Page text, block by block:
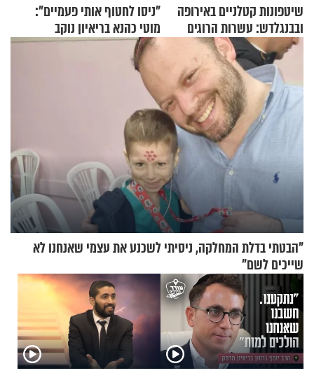
שיטפונות קטלניים באירופה
ובבנגלדש: עשרות הרוגים
ומיליון נפגעים
"ניסו לחטוף אותי פעמיים":
מוטי כהנא בריאיון נוקב
"הבטתי בדלת המחלקה, ניסיתי לשכנע את עצמי שאנחנו לא
שייכים לשם"